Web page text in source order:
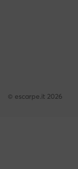
© escarpe.it 2026